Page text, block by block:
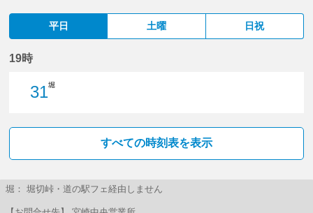
平日 土曜 日祝
19時
31堀
すべての時刻表を表示
堀： 堀切峠・道の駅フェ経由しません